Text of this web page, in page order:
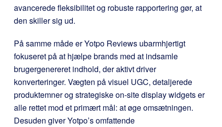
avancerede fleksibilitet og robuste rapportering gør, at
den skiller sig ud.
På samme måde er Yotpo Reviews ubarmhjertigt
fokuseret på at hjælpe brands med at indsamle
brugergenereret indhold, der aktivt driver
konverteringer. Vægten på visuel UGC, detaljerede
produktemner og strategiske on-site display widgets er
alle rettet mod et primært mål: at øge omsætningen.
Desuden giver Yotpo’s omfattende